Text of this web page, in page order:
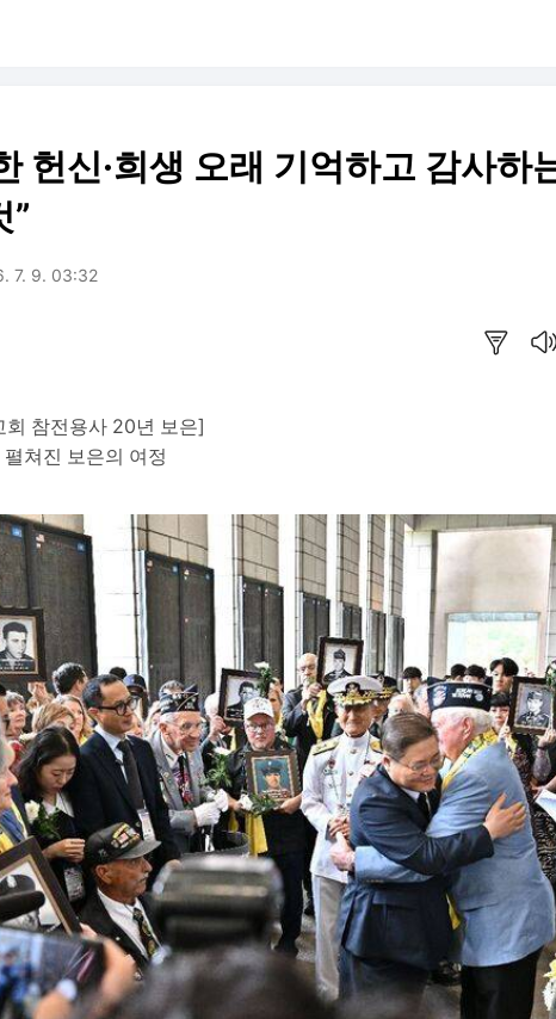
헌신·희생 오래 기억하고 감사하
”
7. 9. 03:32
회 참전용사 20년 보은]
쳐진 보은의 여정